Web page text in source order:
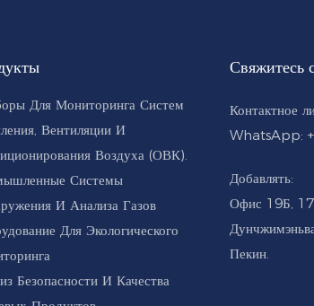
Для Мониторинга Систем
Вентиляции И
Воздуха (ОВК).
Системы
И Анализа Газов
Для Экологического
Безопасности И Качества
Свяжитесь
Контактное
WhatsApp:
Добавлять:
Офис 19Б, 17
Пекин.